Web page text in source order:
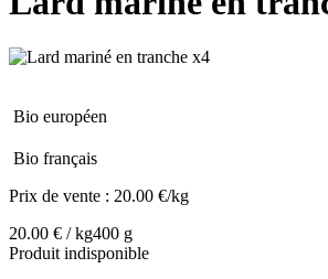
Bio européen
Bio français
Prix de vente : 20.00 €/kg
20.00 € / kg400 g
Produit indisponible